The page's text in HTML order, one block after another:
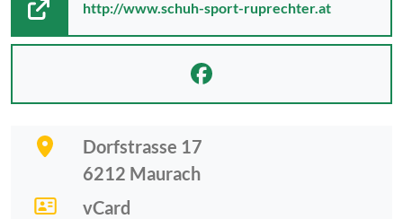
Dorfstrasse 17
6212 Maurach
vCard
http://www.schuh-sport-ruprechter.at